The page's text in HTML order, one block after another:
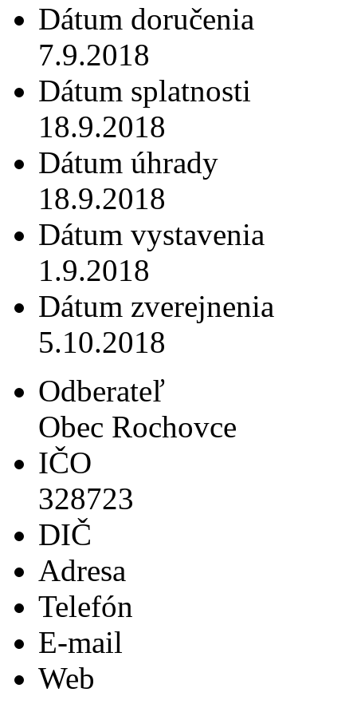
Dátum doručenia
7.9.2018
Dátum splatnosti
18.9.2018
Dátum úhrady
18.9.2018
Dátum vystavenia
1.9.2018
Dátum zverejnenia
5.10.2018
Odberateľ
Obec Rochovce
IČO
328723
DIČ
Adresa
Telefón
E-mail
Web